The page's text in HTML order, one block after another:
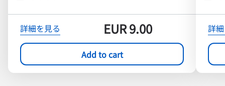
詳細を見る EUR9.00
Add to cart
詳